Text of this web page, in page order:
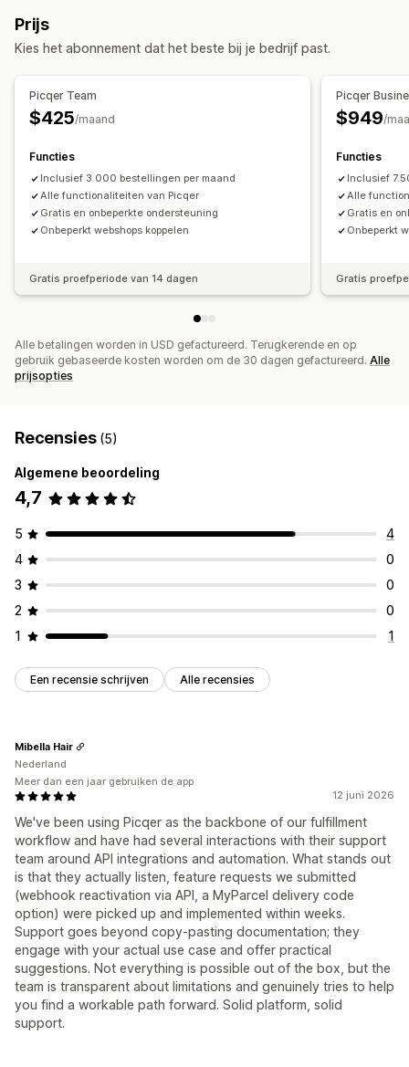
Voorraadaanvulling
Importeren en exporteren Scanners
Voorraadplanning
Bestellingenbeheer
Automatische verwerking
Meldingen en analytics
Meldingen bij herbevoorrading
Meldingen bij niet op voorraad
E-mailmeldingen
Meerdere kanalen
Realtime Aangepast
Historische rapporten
Prestatiestatistieken
Gedetailleerde logboeken
Prijs
Kies het abonnement dat het beste bij je bedrijf past.
Picqer Team
$425/maand
Functies
Inclusief 3.000 bestellingen per maand
Alle functionaliteiten van Picqer
Gratis en onbeperkte ondersteuning
Onbeperkt webshops koppelen
Gratis proefperiode van 14 dagen
Picqer
$949/
Functies
Inclusief
Alle
Gratis en
Onbeperkt
Gratis
Alle betalingen worden in USD gefactureerd. Terugkerende en op
gebruik gebaseerde kosten worden om de 30 dagen gefactureerd. Alle
prijsopties
Recensies (5)
Algemene beoordeling
4,7
5
4
4
0
3
0
2
0
1
1
Een recensie schrijven Alle recensies
12 juni 2026
We've been using Picqer as the backbone of our fulfillment
workflow and have had several interactions with their support
team around API integrations and automation. What stands out
is that they actually listen, feature requests we submitted
(webhook reactivation via API, a MyParcel delivery code
option) were picked up and implemented within weeks.
Support goes beyond copy-pasting documentation; they
engage with your actual use case and offer practical
suggestions. Not everything is possible out of the box, but the
team is transparent about limitations and genuinely tries to help
you find a workable path forward. Solid platform, solid
support.
Mibella Hair
Nederland
Meer dan een jaar gebruiken de app